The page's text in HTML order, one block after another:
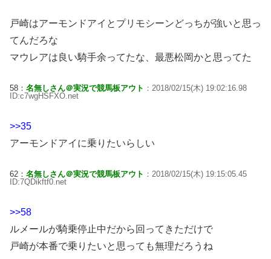
戸崎はアーモンドアイとプリモシーンどっちが強いと思っ
てんだろな
マウレアは良い騎手余ってたな、最悪松岡かと思ってた
58： 名無しさん＠実況で競馬板アウト ：2018/02/15(木) 19:02:16.98
ID:c7wgHSFXO.net
>>35
アーモンドアイに乗りたいらしい
62： 名無しさん＠実況で競馬板アウト ：2018/02/15(木) 19:15:05.45
ID:7QDikftf0.net
>>58
ルメールが騎乗停止中だから回ってきただけで
戸崎が本番で乗りたいと思っても無理だろうね